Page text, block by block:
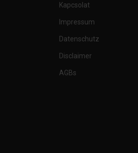
Kapcsolat
Impressum
Datenschutz
Disclaimer
AGBs